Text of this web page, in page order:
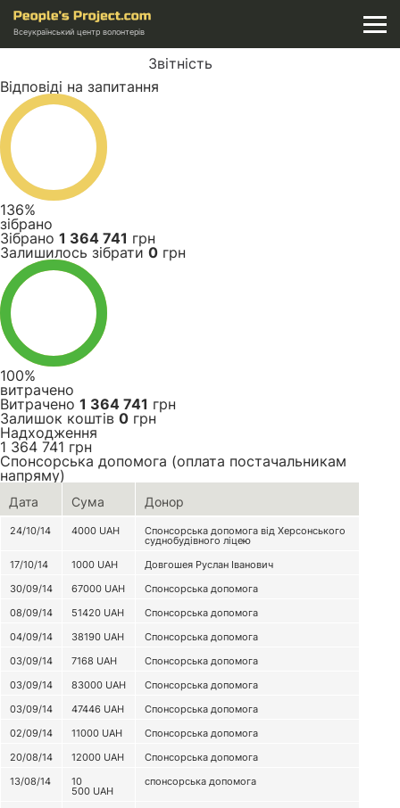
Всеукраїнський центр волонтерів
Звітність
Відповіді на запитання
136%
зібрано
Зібрано 1 364 741 грн
Залишилось зібрати 0 грн
100%
витрачено
Витрачено 1 364 741 грн
Залишок коштів 0 грн
Надходження
1 364 741 грн
Спонсорська допомога (оплата постачальникам
напряму)
Дата Сума Донор
24/10/14 4000 UAH Спонсорська допомога від Херсонського
суднобудівного ліцею
17/10/14
1000 UAH
Довгошея Руслан Іванович
30/09/14
67000 UAH
Спонсорська допомога
08/09/14
51420 UAH
Спонсорська допомога
04/09/14
38190 UAH
Спонсорська допомога
03/09/14
7168 UAH
Спонсорська допомога
03/09/14
83000 UAH
Спонсорська допомога
03/09/14
47446 UAH
Спонсорська допомога
02/09/14
11000 UAH
Спонсорська допомога
20/08/14
12000 UAH
Спонсорська допомога
13/08/14
10
500 UAH
спонсорська допомога